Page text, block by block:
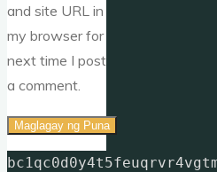
and site URL in
my browser for
next time I post
a comment.